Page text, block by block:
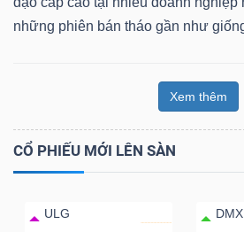
những phiên bán tháo gần như
Xem thêm
CỔ PHIẾU MỚI LÊN SÀN
ULG DMX